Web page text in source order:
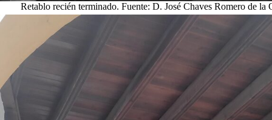
Retablo recién terminado. Fuente: D. José Chaves Romero de la